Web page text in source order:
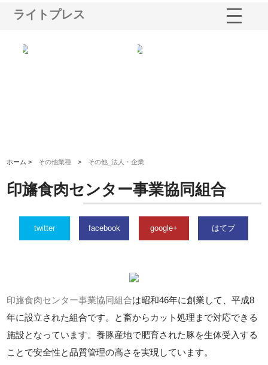
ライトプレス
ホーム > その他業種 > その他_法人・企業
印旛食肉センター事業協同組合
twitter facebook google+ はてブ
印旛食肉センター事業協同組合は昭和46年に創業して、平成8
年に設立された組合です。と畜からカット処理まで対応できる
施設となっています。養豚産地で肥育された豚を生体受入する
ことで安全性と品質管理の高さを実現しています。